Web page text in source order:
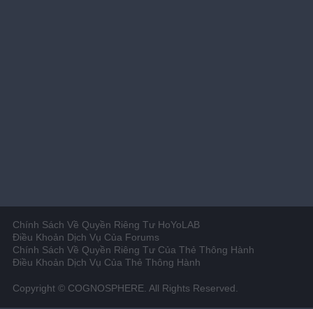
Chính Sách Về Quyền Riêng Tư HoYoLAB
Điều Khoản Dịch Vụ Của Forums
Chính Sách Về Quyền Riêng Tư Của Thẻ Thông Hành
Điều Khoản Dịch Vụ Của Thẻ Thông Hành
Copyright © COGNOSPHERE. All Rights Reserved.